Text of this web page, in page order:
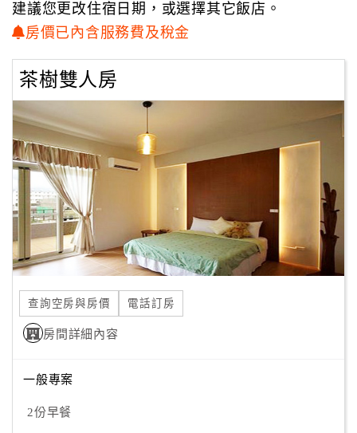
顧
務
顧
客
意
度
訂
單
管
理
員
建議您更改住宿日期，或選擇其它飯店。
房價已內含服務費及稅金
茶樹雙人房
查詢空房與房價 電話訂房
房間詳細內容
一般專案
2份早餐